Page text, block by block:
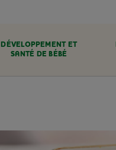
DÉVELOPPEMENT ET
SANTÉ DE BÉBÉ